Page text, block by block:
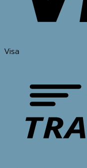
Visa